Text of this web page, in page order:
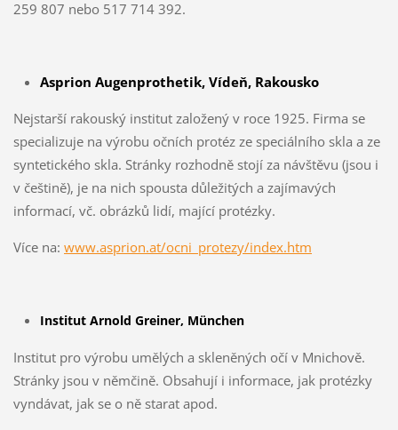
259 807 nebo 517 714 392.
Asprion Augenprothetik, Vídeň, Rakousko
Nejstarší rakouský institut založený v roce 1925. Firma se
specializuje na výrobu očních protéz ze speciálního skla a ze
syntetického skla. Stránky rozhodně stojí za návštěvu (jsou i
v češtině), je na nich spousta důležitých a zajímavých
informací, vč. obrázků lidí, mající protézky.
Více na: www.asprion.at/ocni_protezy/index.htm
Institut Arnold Greiner, München
Institut pro výrobu umělých a skleněných očí v Mnichově.
Stránky jsou v němčině. Obsahují i informace, jak protézky
vyndávat, jak se o ně starat apod.